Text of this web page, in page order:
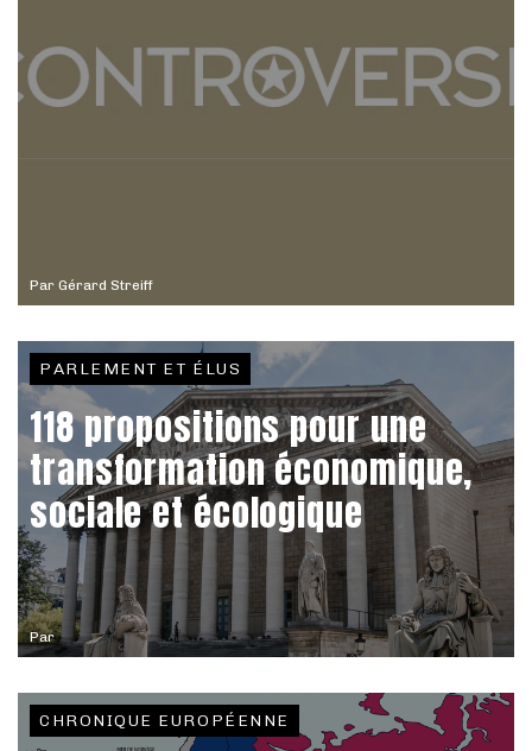
Par Gérard Streiff
Par
PARLEMENT ET ÉLUS
118 propositions pour une
transformation économique,
sociale et écologique
CHRONIQUE EUROPÉENNE